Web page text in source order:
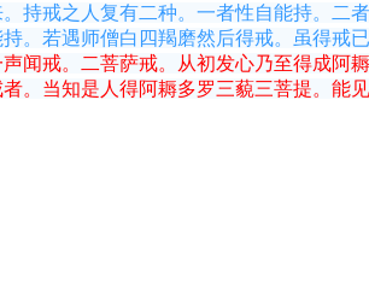
持戒之人复有二种。一者性自能持。二
。若遇师僧白四羯磨然后得戒。虽得戒
闻戒。二菩萨戒。从初发心乃至得成阿
。当知是人得阿耨多罗三藐三菩提。能见